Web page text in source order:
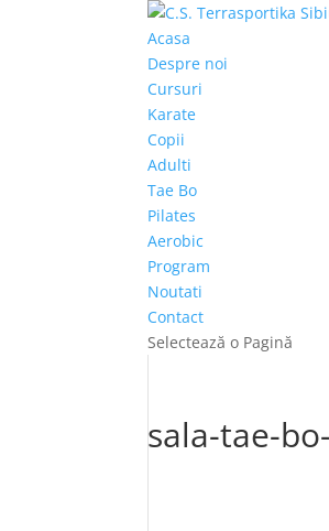
Acasa
Despre noi
Cursuri
Karate
Copii
Adulti
Tae Bo
Pilates
Aerobic
Program
Noutati
Contact
Selectează o Pagină
sala-tae-